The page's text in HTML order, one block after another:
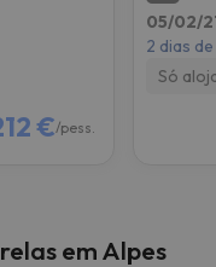
€/pess.
05/02/
2 dias
Só
em Alpes